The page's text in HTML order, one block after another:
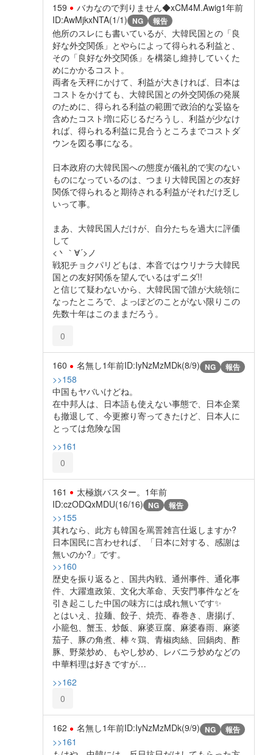
159 バカなので判りません◆xCM4M.Awig1年前
ID:AwMjkxNTA(1/1) NG 報告
他所のスレにも書いているが、大韓民国との「良
好な外交関係」とやらによって得られる利益と、
その「良好な外交関係」を構築し維持していくた
めにかかるコスト。
両者を天秤にかけて、利益が大きければ、日本は
コストをかけても、大韓民国との外交関係の発展
のために、得られる利益の範囲で政治的な妥協を
含めたコスト増に応じるだろうし、利益が少なけ
れば、得られる利益に見合うところまでコストダ
ウンを図る事になる。
日本政府の大韓民国への態度が儀礼的で実のない
ものになっているのは、つまり大韓民国との友好
関係で得られると期待される利益がそれだけ乏し
いって事。
まあ、大韓民国人だけが、自分たちを過大に評価
して
<丶｀∀´>ノ
戦犯チョクパリどもは、本音ではウリナラ大韓民
国との友好関係を望んでいるはずニダ!!
と信じて疑わないから、大韓民国で誰が大統領に
なったところで、よっぽどのことがない限りこの
先数十年はこのままだろう。
0
160 名無し1年前ID:IyNzMzMDk(8/9) NG 報告
>>158
中国もヤバいけどね。
在中邦人は、日本語も使えない事態で、日本企業
も撤退して、今更擦り寄ってきたけど、日本人に
とっては危険な国
>>161
0
161 太極旗バスター。 1年前
ID:czODQxMDU(16/16) NG 報告
>>155
其れなら、此方も韓国を罵詈雑言仕返しますか?
日本国民に言わせれば、「日本に対する、感謝は
無いのか?」です。
>>160
歴史を振り返ると、国共内戦、通州事件、通化事
件、大躍進政策、文化大革命、天安門事件などを
引き起こした中国の味方には成れ無いです✨️
とはいえ、拉麺、餃子、焼売、春巻き、唐揚げ、
小籠包、蟹玉、炒飯、麻婆豆腐、麻婆春雨、麻婆
茄子、豚の角煮、棒々鶏、青椒肉絲、回鍋肉、酢
豚、野菜炒め、もやし炒め、レバニラ炒めなどの
中華料理は好きですが…
>>162
0
162 名無し1年前ID:IyNzMzMDk(9/9) NG 報告
>>161